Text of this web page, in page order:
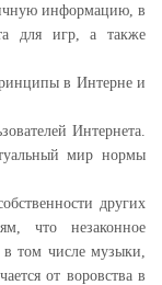
информацию, в
для игр, а также
в Интерне и
Интернета.
мир нормы
других
что незаконное
в том числе музыки,
от воровства в